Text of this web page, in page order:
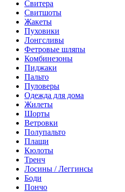
Свитера
Свитшоты
Жакеты
Пуховики
Лонгсливы
Фетровые шляпы
Комбинезоны
Пиджаки
Пальто
Пуловеры
Одежда для дома
Жилеты
Шорты
Ветровки
Полупальто
Плащи
Кюлоты
Тренч
Лосины / Леггинсы
Боди
Пончо